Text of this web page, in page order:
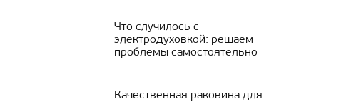
Что случилось с
электродуховкой: решаем
проблемы самостоятельно
Качественная раковина для